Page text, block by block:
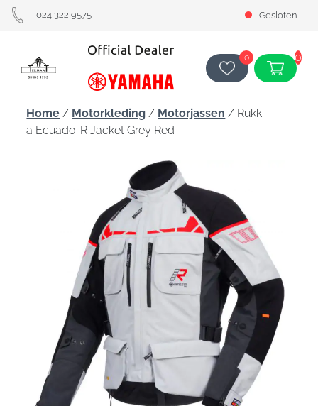
024 322 9575 Gesloten
0 0
Home / Motorkleding / Motorjassen / Rukk
a Ecuado-R Jacket Grey Red